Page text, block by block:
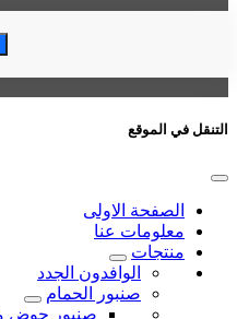
التنقل في الموقع
الصفحة الاولى
معلومات عنا
منتجات
الوافدون الجدد
صنبور الحمام
صنبور حوض